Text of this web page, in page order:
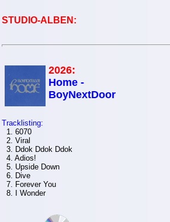
STUDIO-ALBEN:
2026:
Home -
BoyNextDoor
Tracklisting:
1. 6070
2. Viral
3. Ddok Ddok Ddok
4. Adios!
5. Upside Down
6. Dive
7. Forever You
8. I Wonder